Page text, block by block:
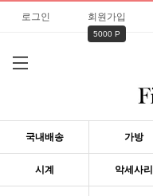
로그인 회원가입
5000 P
국내배송 가방
시계 악세사리